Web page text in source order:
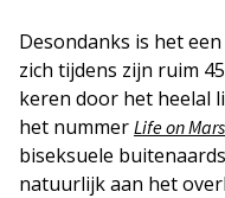
Desondanks is het
zich tijdens zijn ruim
keren door het heelal
het nummer Life on
biseksuele
natuurlijk aan het